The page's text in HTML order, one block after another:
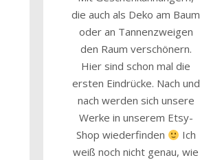
die auch als Deko am Baum
oder an Tannenzweigen
den Raum verschönern.
Hier sind schon mal die
ersten Eindrücke. Nach und
nach werden sich unsere
Werke in unserem Etsy-
Shop wiederfinden
Ich
weiß noch nicht genau, wie